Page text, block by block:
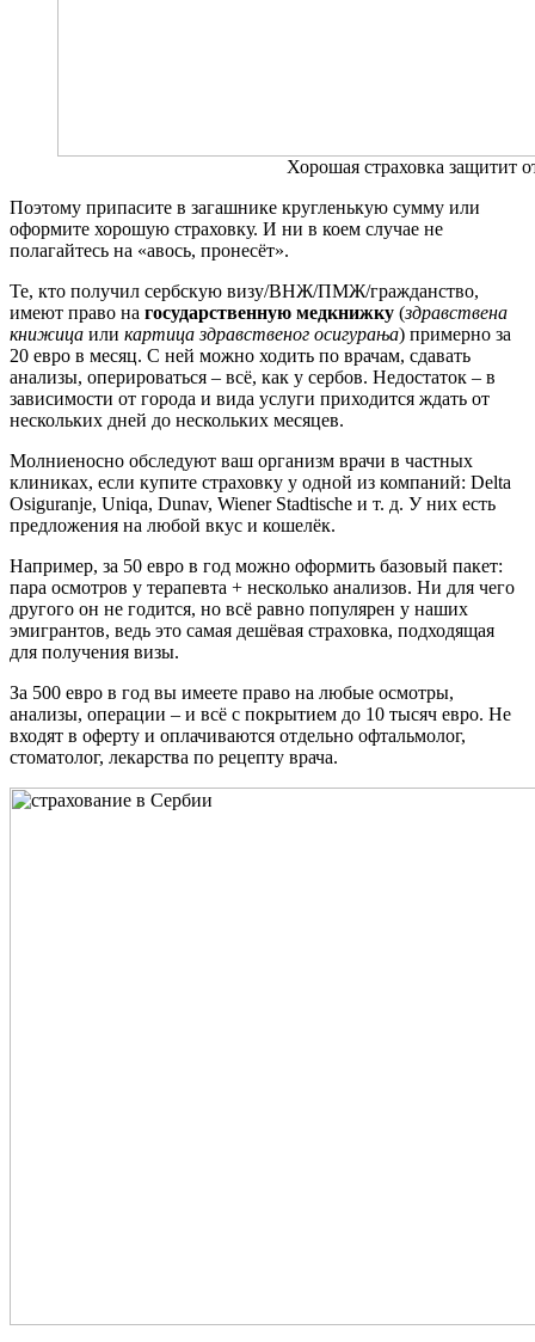
Хорошая страховка защитит
Поэтому припасите в загашнике кругленькую сумму или
оформите хорошую страховку. И ни в коем случае не
полагайтесь на «авось, пронесёт».
Те, кто получил сербскую визу/ВНЖ/ПМЖ/гражданство,
имеют право на государственную медкнижку (здравствена
книжица или картица здравственог осигурања) примерно за
20 евро в месяц. С ней можно ходить по врачам, сдавать
анализы, оперироваться – всё, как у сербов. Недостаток – в
зависимости от города и вида услуги приходится ждать от
нескольких дней до нескольких месяцев.
Молниеносно обследуют ваш организм врачи в частных
клиниках, если купите страховку у одной из компаний: Delta
Osiguranje, Uniqa, Dunav, Wiener Stadtische и т. д. У них есть
предложения на любой вкус и кошелёк.
Например, за 50 евро в год можно оформить базовый пакет:
пара осмотров у терапевта + несколько анализов. Ни для чего
другого он не годится, но всё равно популярен у наших
эмигрантов, ведь это самая дешёвая страховка, подходящая
для получения визы.
За 500 евро в год вы имеете право на любые осмотры,
анализы, операции – и всё с покрытием до 10 тысяч евро. Не
входят в оферту и оплачиваются отдельно офтальмолог,
стоматолог, лекарства по рецепту врача.